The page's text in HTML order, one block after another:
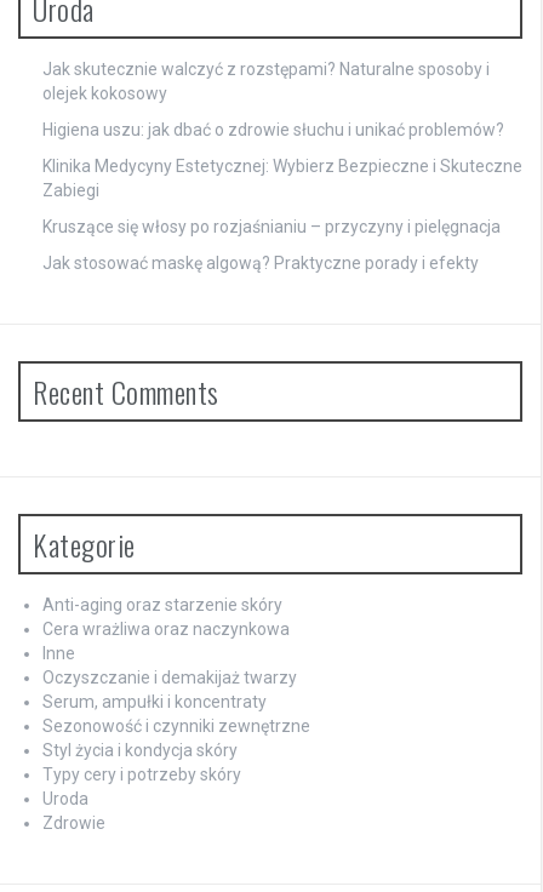
Jak skutecznie walczyć z rozstępami? Naturalne sposoby i
olejek kokosowy
Higiena uszu: jak dbać o zdrowie słuchu i unikać problemów?
Klinika Medycyny Estetycznej: Wybierz Bezpieczne i Skuteczne
Zabiegi
Kruszące się włosy po rozjaśnianiu – przyczyny i pielęgnacja
Jak stosować maskę algową? Praktyczne porady i efekty
Recent Comments
Kategorie
Anti-aging oraz starzenie skóry
Cera wrażliwa oraz naczynkowa
Inne
Oczyszczanie i demakijaż twarzy
Serum, ampułki i koncentraty
Sezonowość i czynniki zewnętrzne
Styl życia i kondycja skóry
Typy cery i potrzeby skóry
Uroda
Zdrowie